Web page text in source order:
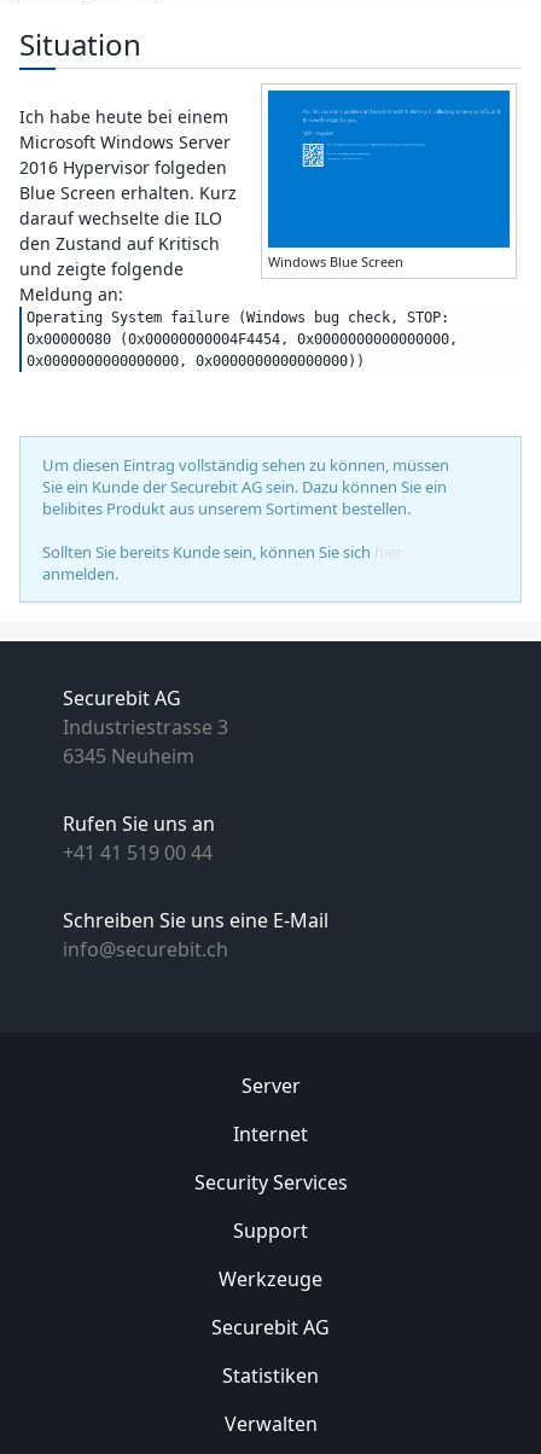
Situation
Windows Blue Screen
Ich habe heute bei einem
Microsoft Windows Server
2016 Hypervisor folgeden
Blue Screen erhalten. Kurz
darauf wechselte die ILO
den Zustand auf Kritisch
und zeigte folgende
Meldung an:
Operating System failure (Windows bug check, STOP:
0x00000080 (0x00000000004F4454, 0x0000000000000000,
0x0000000000000000, 0x0000000000000000))
Um diesen Eintrag vollständig sehen zu können, müssen
Sie ein Kunde der Securebit AG sein. Dazu können Sie ein
belibites Produkt aus unserem Sortiment bestellen.
Sollten Sie bereits Kunde sein, können Sie sich hier
anmelden.
Securebit AG
Industriestrasse 3
6345 Neuheim
Rufen Sie uns an
+41 41 519 00 44
Schreiben Sie uns eine E-Mail
info@securebit.ch
Server
Internet
Security Services
Support
Werkzeuge
Securebit AG
Statistiken
Verwalten